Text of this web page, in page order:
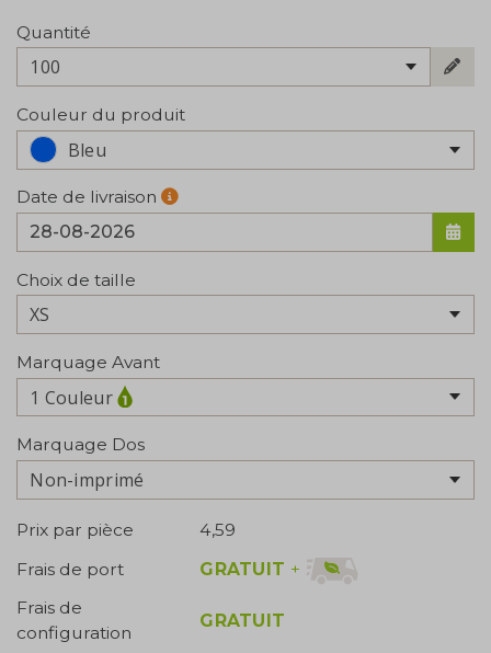
Quantité
100
Couleur du produit
Bleu
Date de livraison
Choix de taille
Marquage Avant
1 Couleur
Marquage Dos
Non-imprimé
Prix par pièce
4,59
Frais de port
GRATUIT +
Frais de
configuration
GRATUIT